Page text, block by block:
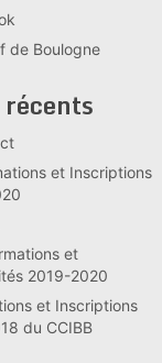
de Boulogne
et Inscriptions
et
2019-2020
et Inscriptions
du CCIBB